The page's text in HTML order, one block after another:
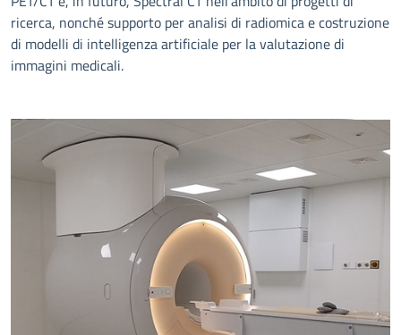
ricerca, nonché supporto per analisi di radiomica e costruzione
di modelli di intelligenza artificiale per la valutazione di
immagini medicali.